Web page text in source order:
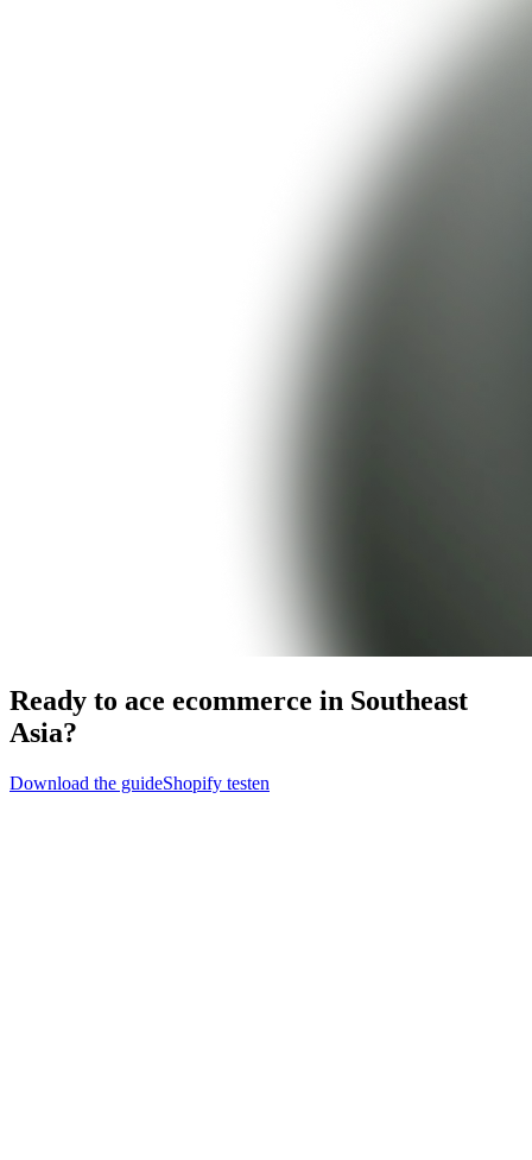
Ready to ace ecommerce in Southeast
Asia?
Download the guideShopify testen